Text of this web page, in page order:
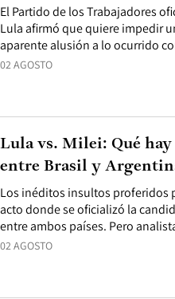
02 AGOSTO
El Partido de los Trabajadores
Lula afirmó que quiere impedir
aparente alusión a lo ocurrido
02 AGOSTO
Los inéditos insultos proferidos
acto donde se oficializó la
entre ambos países. Pero
Lula vs. Milei: Qué
entre Brasil y